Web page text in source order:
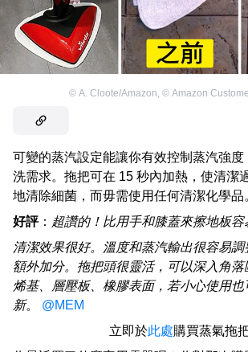
© A. Cloote/Amazon © Amazon
可變的蒸汽設定能讓你有效控制蒸汽強
洗需求。拖把可在 15 秒內加熱，使清潔
地清除細菌，而毋需使用任何清潔化學品
好評： 超讚的！比用手和膝蓋來擦地板容
清潔效果很好。溫度和蒸汽輸出很容易
額外加分。拖把頭很靈活，可以深入角
烯基、層壓板、橡膠表面，若小心使用
新。 @MEM
立即於此處購買蒸氣拖